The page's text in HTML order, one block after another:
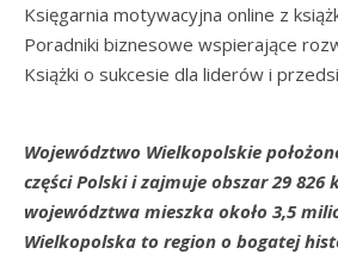
Księgarnia motywacyjna online z
Poradniki biznesowe wspierające
Książki o sukcesie dla liderów i
Województwo Wielkopolskie
części Polski i zajmuje obszar 29 826
województwa mieszka około 3,5
Wielkopolska to region o bogatej